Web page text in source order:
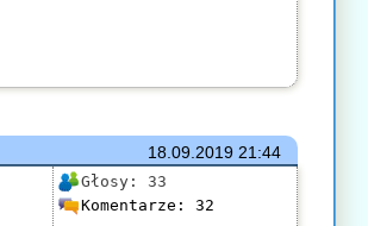
18.09.201921:44
Głosy: 33
Komentarze: 32